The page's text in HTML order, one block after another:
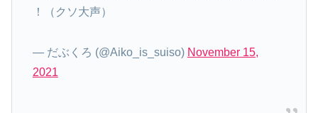
！（クソ大声）
— だぶくろ (@Aiko_is_suiso) November 15,
2021